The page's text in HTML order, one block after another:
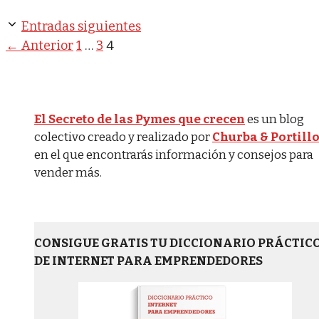
Entradas siguientes
← AnteriorPágina
1 …Página
3 Página
4
El Secreto de las Pymes que crecenes un blog
colectivo creado y realizado porChurba & Portillo
en el que encontrarás información y consejos para
vender más.
CONSIGUE GRATIS TU DICCIONARIO
DE INTERNET PARA EMPRENDEDORES